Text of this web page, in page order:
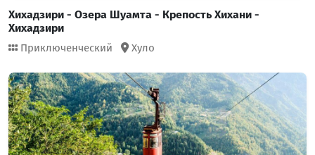
Хихадзири - Озера Шуамта - Крепость Хихани -
Хихадзири
Приключенческий Хуло